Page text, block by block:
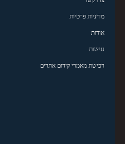
מדיניות פרטיות
אודות
נגישות
רכישת מאמרי קידום אתרים